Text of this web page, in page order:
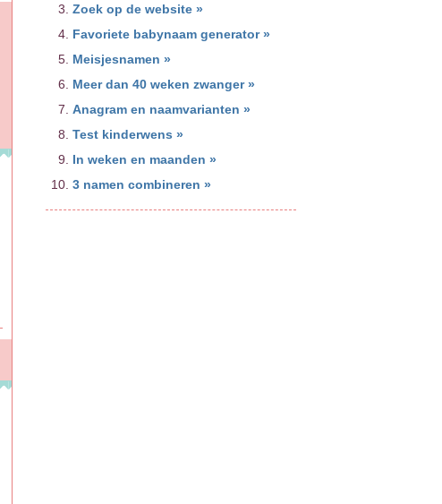
Zoek op de website »
Favoriete babynaam generator »
Meisjesnamen »
Meer dan 40 weken zwanger »
Anagram en naamvarianten »
Test kinderwens »
In weken en maanden »
3 namen combineren »